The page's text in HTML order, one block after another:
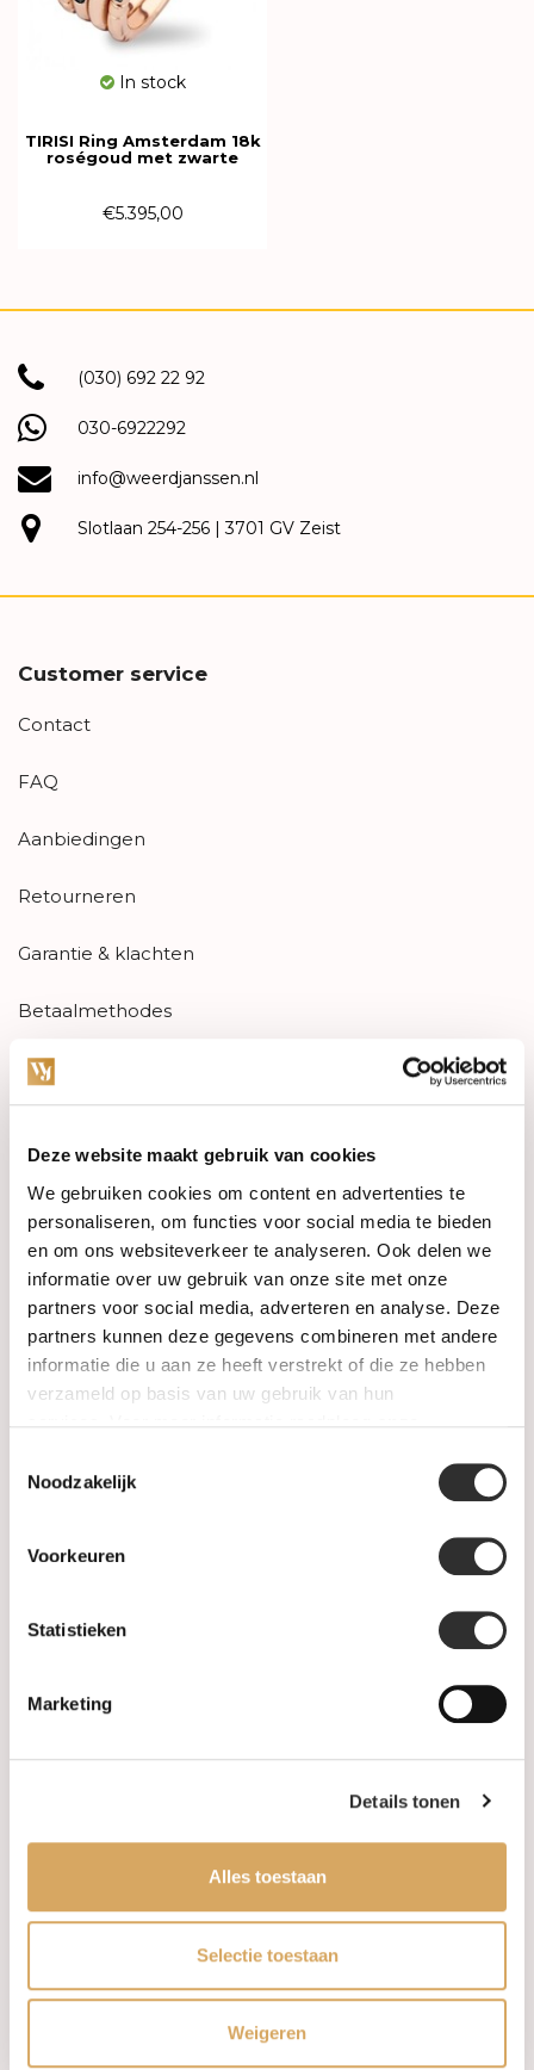
Deze website maakt gebruik van cookies
We gebruiken cookies om content en advertenties te
personaliseren, om functies voor social media te bieden
en om ons websiteverkeer te analyseren. Ook delen we
informatie over uw gebruik van onze site met onze
partners voor social media, adverteren en analyse. Deze
partners kunnen deze gegevens combineren met andere
informatie die u aan ze heeft verstrekt of die ze hebben
verzameld op basis van uw gebruik van hun
Noodzakelijk
Voorkeuren
Statistieken
Marketing
Details tonen
Alles toestaan
Selectie toestaan
Weigeren
In stock
TIRISI Ring Amsterdam 18k
roségoud met zwarte
€5.395,00
(030) 692 22 92
030-6922292
info@weerdjanssen.nl
Slotlaan 254-256 | 3701 GV Zeist
Customer service
Contact
FAQ
Aanbiedingen
Retourneren
Garantie & klachten
Betaalmethodes
Sitemap
Categories
Watches
Jewellery
Wedding rings
PRE-OWNED
Maatwerk
Leveringsvoorwaarden
Privacy Policy